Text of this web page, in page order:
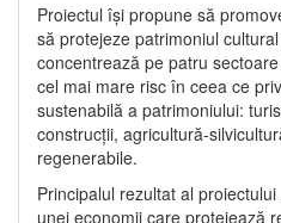
Proiectul își propune să
să protejeze patrimoniul
concentrează pe patru
cel mai mare risc în ceea ce
sustenabilă a patrimoniului:
construcții, agricultură-
regenerabile.
Principalul rezultat al
unei economii care protejează